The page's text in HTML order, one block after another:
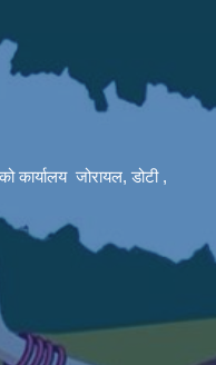
कार्यालय जोरायल, डोटी ,